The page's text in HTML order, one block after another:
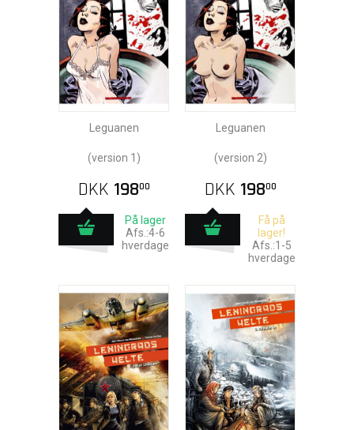
Leguanen
(version 1)
DKK 19800
På lager
Afs.:4-6
hverdage
Leguanen
(version 2)
DKK 19800
Få på
lager!
Afs.:1-5
hverdage